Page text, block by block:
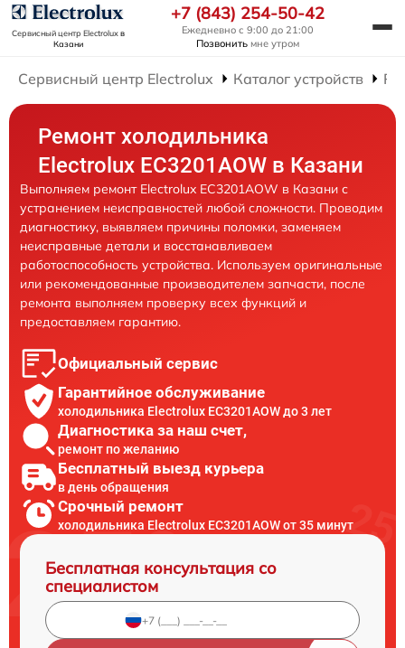
Сервисный центр Electroluxв
Казани
+7 (843) 254-50-42
Ежедневно с 9:00 до 21:00
Позвонить мне утром
Сервисный центр Electrolux Каталог устройств
Ремонт холодильника
Electrolux EC3201AOW в Казани
Выполняем ремонт Electrolux EC3201AOW в Казани с
устранением неисправностей любой сложности. Проводим
диагностику, выявляем причины поломки, заменяем
неисправные детали и восстанавливаем
работоспособность устройства. Используем оригинальные
или рекомендованные производителем запчасти, после
ремонта выполняем проверку всех функций и
предоставляем гарантию.
Официальный сервис
Гарантийное обслуживание
холодильника Electrolux EC3201AOW до 3 лет
Диагностика за наш счет,
ремонт по желанию
Бесплатный выезд курьера
в день обращения
Срочный ремонт
холодильника Electrolux EC3201AOW от 35 минут
Бесплатная консультация со
специалистом